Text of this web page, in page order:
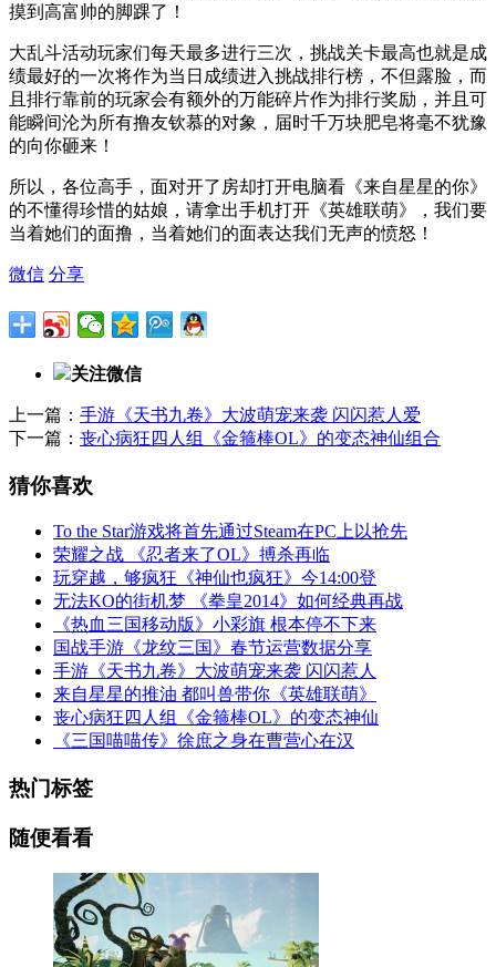
摸到高富帅的脚踝了！
大乱斗活动玩家们每天最多进行三次，挑战关卡最高也就是成
绩最好的一次将作为当日成绩进入挑战排行榜，不但露脸，而
且排行靠前的玩家会有额外的万能碎片作为排行奖励，并且可
能瞬间沦为所有撸友钦慕的对象，届时千万块肥皂将毫不犹豫
的向你砸来！
所以，各位高手，面对开了房却打开电脑看《来自星星的你》
的不懂得珍惜的姑娘，请拿出手机打开《英雄联萌》，我们要
当着她们的面撸，当着她们的面表达我们无声的愤怒！
微信 分享
关注微信
上一篇： 手游《天书九卷》大波萌宠来袭 闪闪惹人爱
下一篇： 丧心病狂四人组《金箍棒OL》的变态神仙组合
猜你喜欢
To the Star游戏将首先通过Steam在PC上以抢先
荣耀之战 《忍者来了OL》搏杀再临
玩穿越，够疯狂《神仙也疯狂》今14:00登
无法KO的街机梦 《拳皇2014》如何经典再战
《热血三国移动版》小彩旗 根本停不下来
国战手游《龙纹三国》春节运营数据分享
手游《天书九卷》大波萌宠来袭 闪闪惹人
来自星星的推油 都叫兽带你《英雄联萌》
丧心病狂四人组《金箍棒OL》的变态神仙
《三国喵喵传》徐庶之身在曹营心在汉
热门标签
随便看看